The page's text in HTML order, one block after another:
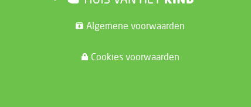
Algemene voorwaarden
Cookies voorwaarden